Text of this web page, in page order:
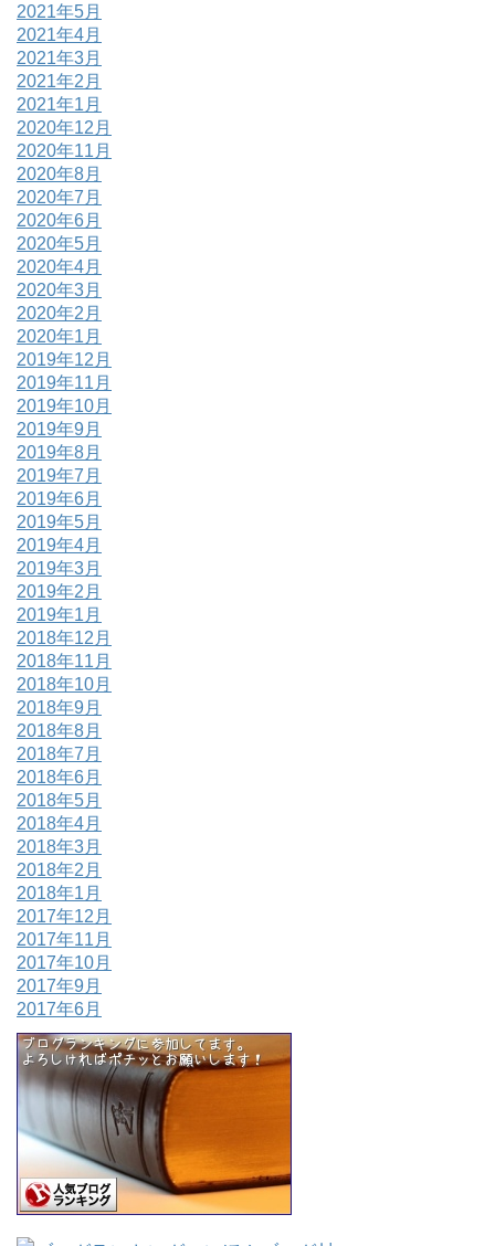
2021年5月
2021年4月
2021年3月
2021年2月
2021年1月
2020年12月
2020年11月
2020年8月
2020年7月
2020年6月
2020年5月
2020年4月
2020年3月
2020年2月
2020年1月
2019年12月
2019年11月
2019年10月
2019年9月
2019年8月
2019年7月
2019年6月
2019年5月
2019年4月
2019年3月
2019年2月
2019年1月
2018年12月
2018年11月
2018年10月
2018年9月
2018年8月
2018年7月
2018年6月
2018年5月
2018年4月
2018年3月
2018年2月
2018年1月
2017年12月
2017年11月
2017年10月
2017年9月
2017年6月